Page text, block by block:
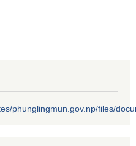
phunglingmun.gov.np/files/